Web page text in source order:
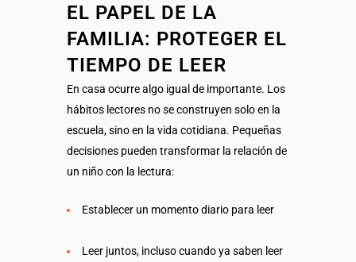
EL PAPEL DE LA
FAMILIA: PROTEGER EL
TIEMPO DE LEER
En casa ocurre algo igual de importante. Los
hábitos lectores no se construyen solo en la
escuela, sino en la vida cotidiana. Pequeñas
decisiones pueden transformar la relación de
un niño con la lectura:
Establecer un momento diario para leer
Leer juntos, incluso cuando ya saben leer